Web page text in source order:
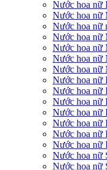
Nước hoa nữ
Nước hoa nữ
Nước hoa nữ
Nước hoa nữ
Nước hoa nữ
Nước hoa nữ
Nước hoa nữ
Nước hoa nữ
Nước hoa nữ
Nước hoa nữ
Nước hoa nữ
Nước hoa nữ
Nước hoa nữ
Nước hoa nữ
Nước hoa nữ
Nước hoa nữ